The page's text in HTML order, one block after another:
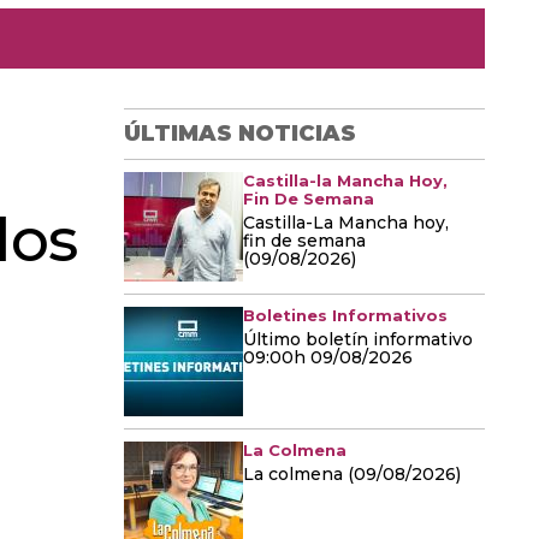
ÚLTIMAS NOTICIAS
Castilla-la Mancha Hoy,
Fin De Semana
Castilla-La Mancha hoy,
fin de semana
(09/08/2026)
Boletines Informativos
Último boletín informativo
09:00h 09/08/2026
La Colmena
La colmena (09/08/2026)